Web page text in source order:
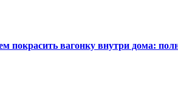
покрасить вагонку внутри дома: